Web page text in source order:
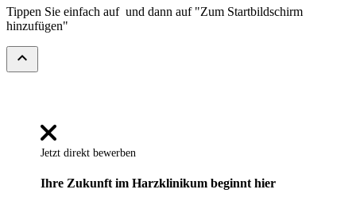
Tippen Sie einfach auf und dann auf "Zum Startbildschirm
hinzufügen"
expand_less
Jetzt direkt bewerben
Ihre Zukunft im Harzklinikum beginnt hier